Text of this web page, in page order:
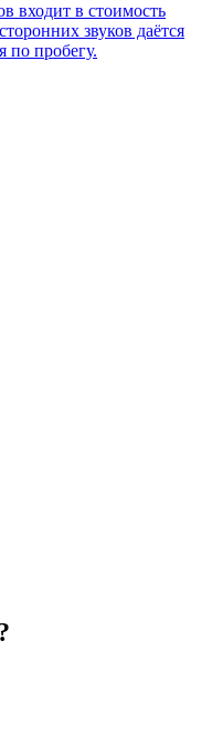
входит в стоимость
звуков даётся
по пробегу.